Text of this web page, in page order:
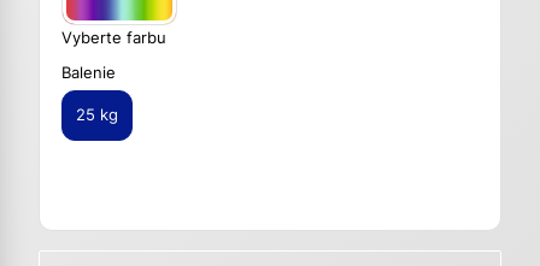
Vyberte farbu
Balenie
25 kg